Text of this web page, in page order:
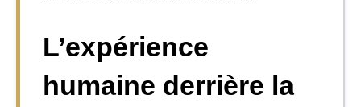
L’expérience
humaine derrière la